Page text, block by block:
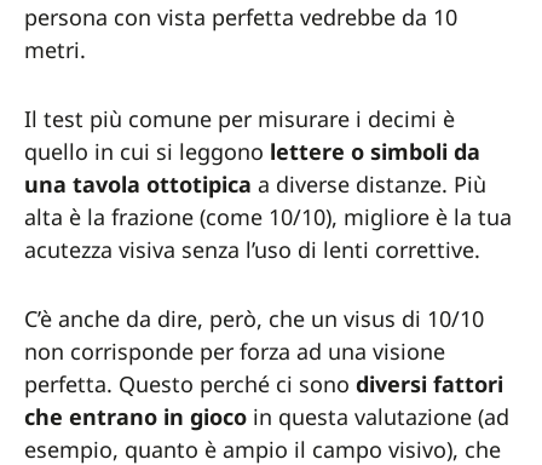
persona con vista perfetta vedrebbe da 10
metri.
Il test più comune per misurare i decimi è
quello in cui si leggono lettere o simboli da
una tavola ottotipica a diverse distanze. Più
alta è la frazione (come 10/10), migliore è la tua
acutezza visiva senza l’uso di lenti correttive.
C’è anche da dire, però, che un visus di 10/10
non corrisponde per forza ad una visione
perfetta. Questo perché ci sono diversi fattori
che entrano in gioco in questa valutazione (ad
esempio, quanto è ampio il campo visivo), che